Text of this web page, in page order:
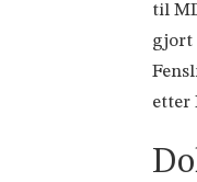
til
gjort
etter